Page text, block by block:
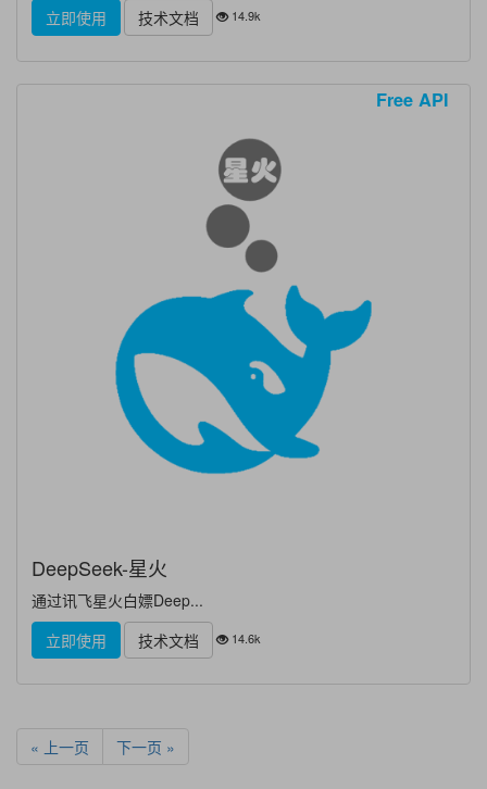
立即使用
技术文档 14.9k
Free API
DeepSeek-星火
通过讯飞星火白嫖Deep...
立即使用
技术文档 14.6k
« 上一页 下一页 »